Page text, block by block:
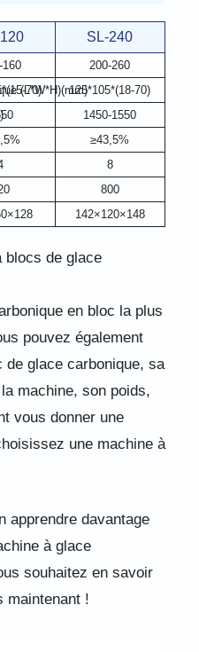
SL-240
160
200-260
(L*W*H)(mm)
70)
125*105*(18-70)
1450-1550
≥43,5%
8
800
142×120×148
blocs de glace
en bloc la plus
pouvez également
glace carbonique, sa
machine, son poids,
vous donner une
une machine à
apprendre davantage
à glace
souhaitez en savoir
maintenant !